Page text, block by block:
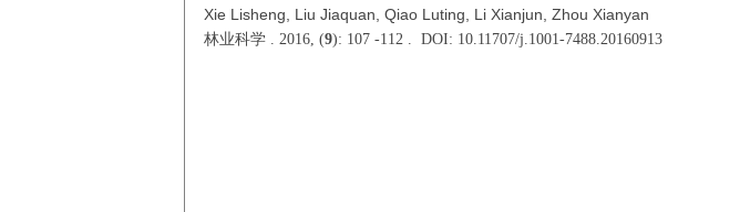
Xie Lisheng, Liu Jiaquan, Qiao Luting, Li Xianjun, Zhou Xianyan
林业科学 . 2016, (9): 107 -112 . DOI: 10.11707/j.1001-7488.20160913